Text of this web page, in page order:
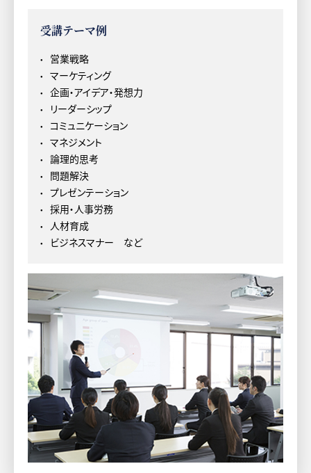
受講テーマ例
営業戦略
マーケティング
企画・アイデア・発想力
リーダーシップ
コミュニケーション
マネジメント
論理的思考
問題解決
プレゼンテーション
採用・人事労務
人材育成
ビジネスマナー など